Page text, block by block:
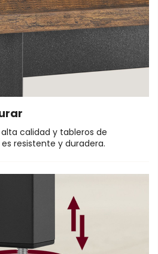
calidad y tableros de
resistente y duradera.